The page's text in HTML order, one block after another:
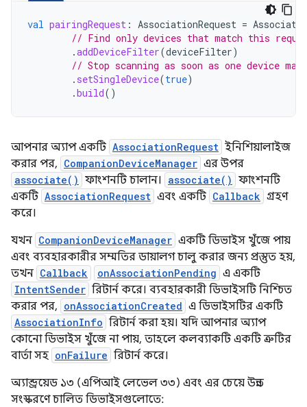
val pairingRequest : AssociationRequest =
// Find only devices that match this
.addDeviceFilter(deviceFilter)
// Stop scanning as soon as one device
. setSingleDevice(true)
.build()
আপনার অ্যাপ একটি AssociationRequest ইনিশিয়ালাইজ
করার পর, CompanionDeviceManager এর উপর
associate() ফাংশনটি চালান। associate() ফাংশনটি
একটি AssociationRequest এবং একটি Callback গ্রহণ
করে।
যখন CompanionDeviceManager একটি ডিভাইস খুঁজে পায়
এবং ব্যবহারকারীর সম্মতির ডায়ালগ চালু করার জন্য প্রস্তুত হয়,
তখন Callback onAssociationPending এ একটি
IntentSender রিটার্ন করে। ব্যবহারকারী ডিভাইসটি নিশ্চিত
করার পর, onAssociationCreated এ ডিভাইসটির একটি
AssociationInfo রিটার্ন করা হয়। যদি আপনার অ্যাপ
কোনো ডিভাইস খুঁজে না পায়, তাহলে কলব্যাকটি একটি ত্রুটির
বার্তা সহ onFailure রিটার্ন করে।
অ্যান্ড্রয়েড ১৩ (এপিআই লেভেল ৩৩) এবং এর চেয়ে উন্নত
সংস্করণে চালিত ডিভাইসগুলোতে: